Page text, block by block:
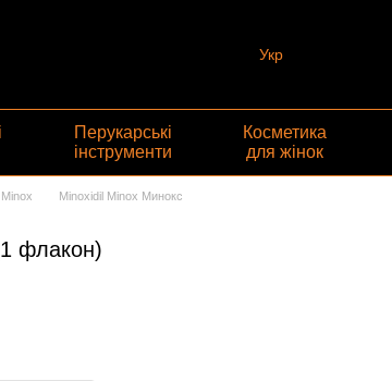
Укр
Перукарські
інструменти
Косметика
для жінок
Minoxidil Minox Минокс
флакон)